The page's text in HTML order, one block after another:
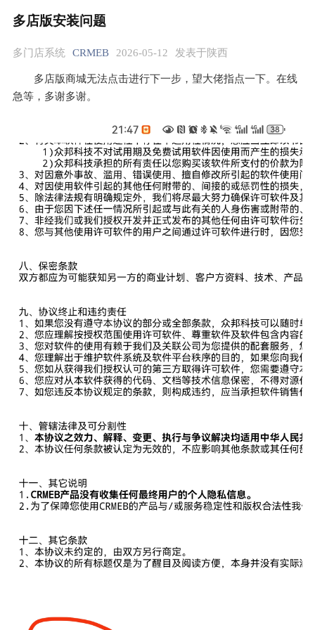
多店版安装问题
多门店系统 CRMEB 2026-05-12 发表于陕西
多店版商城无法点击进行下一步，望大佬指点一下。在线
急等，多谢多谢。